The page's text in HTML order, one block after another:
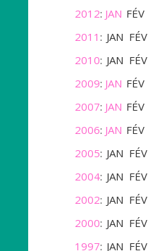
2012: JAN FÉV
2011 : JAN FÉV
2010: JAN FÉV
2009: JAN FÉV
2007: JAN FÉV
2006: JAN FÉV
2005: JAN FÉV
2004: JAN FÉV
2002: JAN FÉV
2000: JAN FÉV
1997: JAN FÉV